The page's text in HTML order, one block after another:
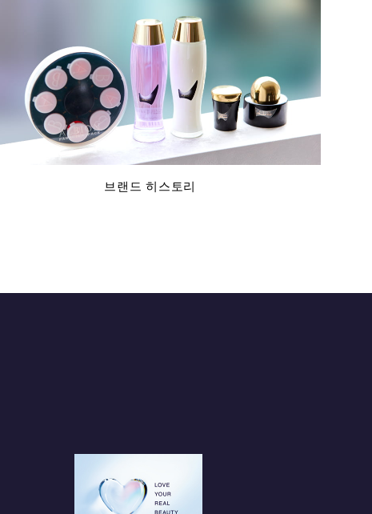
브랜드 히스토리